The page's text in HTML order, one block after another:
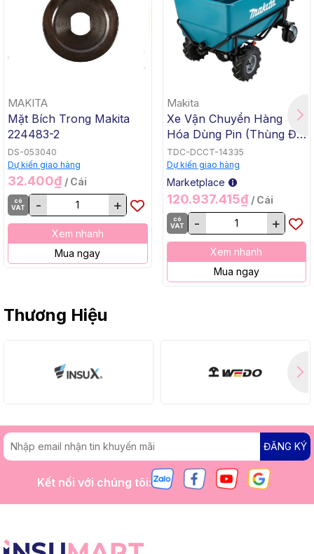
MAKITA
Mặt Bích Trong Makita
224483-2
DS-053040
Dự kiến giao hàng
32.400₫ / Cái
có
VAT
- +
Xem nhanh
Mua ngay
Makita
Xe Vận Chuyển Hàng
Hóa Dùng Pin (Thùng Đế
Bằng, BL, 18Vx2) Makita
DCU605Z
TDC-DCCT-14335
Dự kiến giao hàng
Marketplace
120.937.415₫ / Cái
có
VAT
- +
Xem nhanh
Mua ngay
Thương Hiệu
ĐĂNG KÝ
Kết nối với chúng tôi: